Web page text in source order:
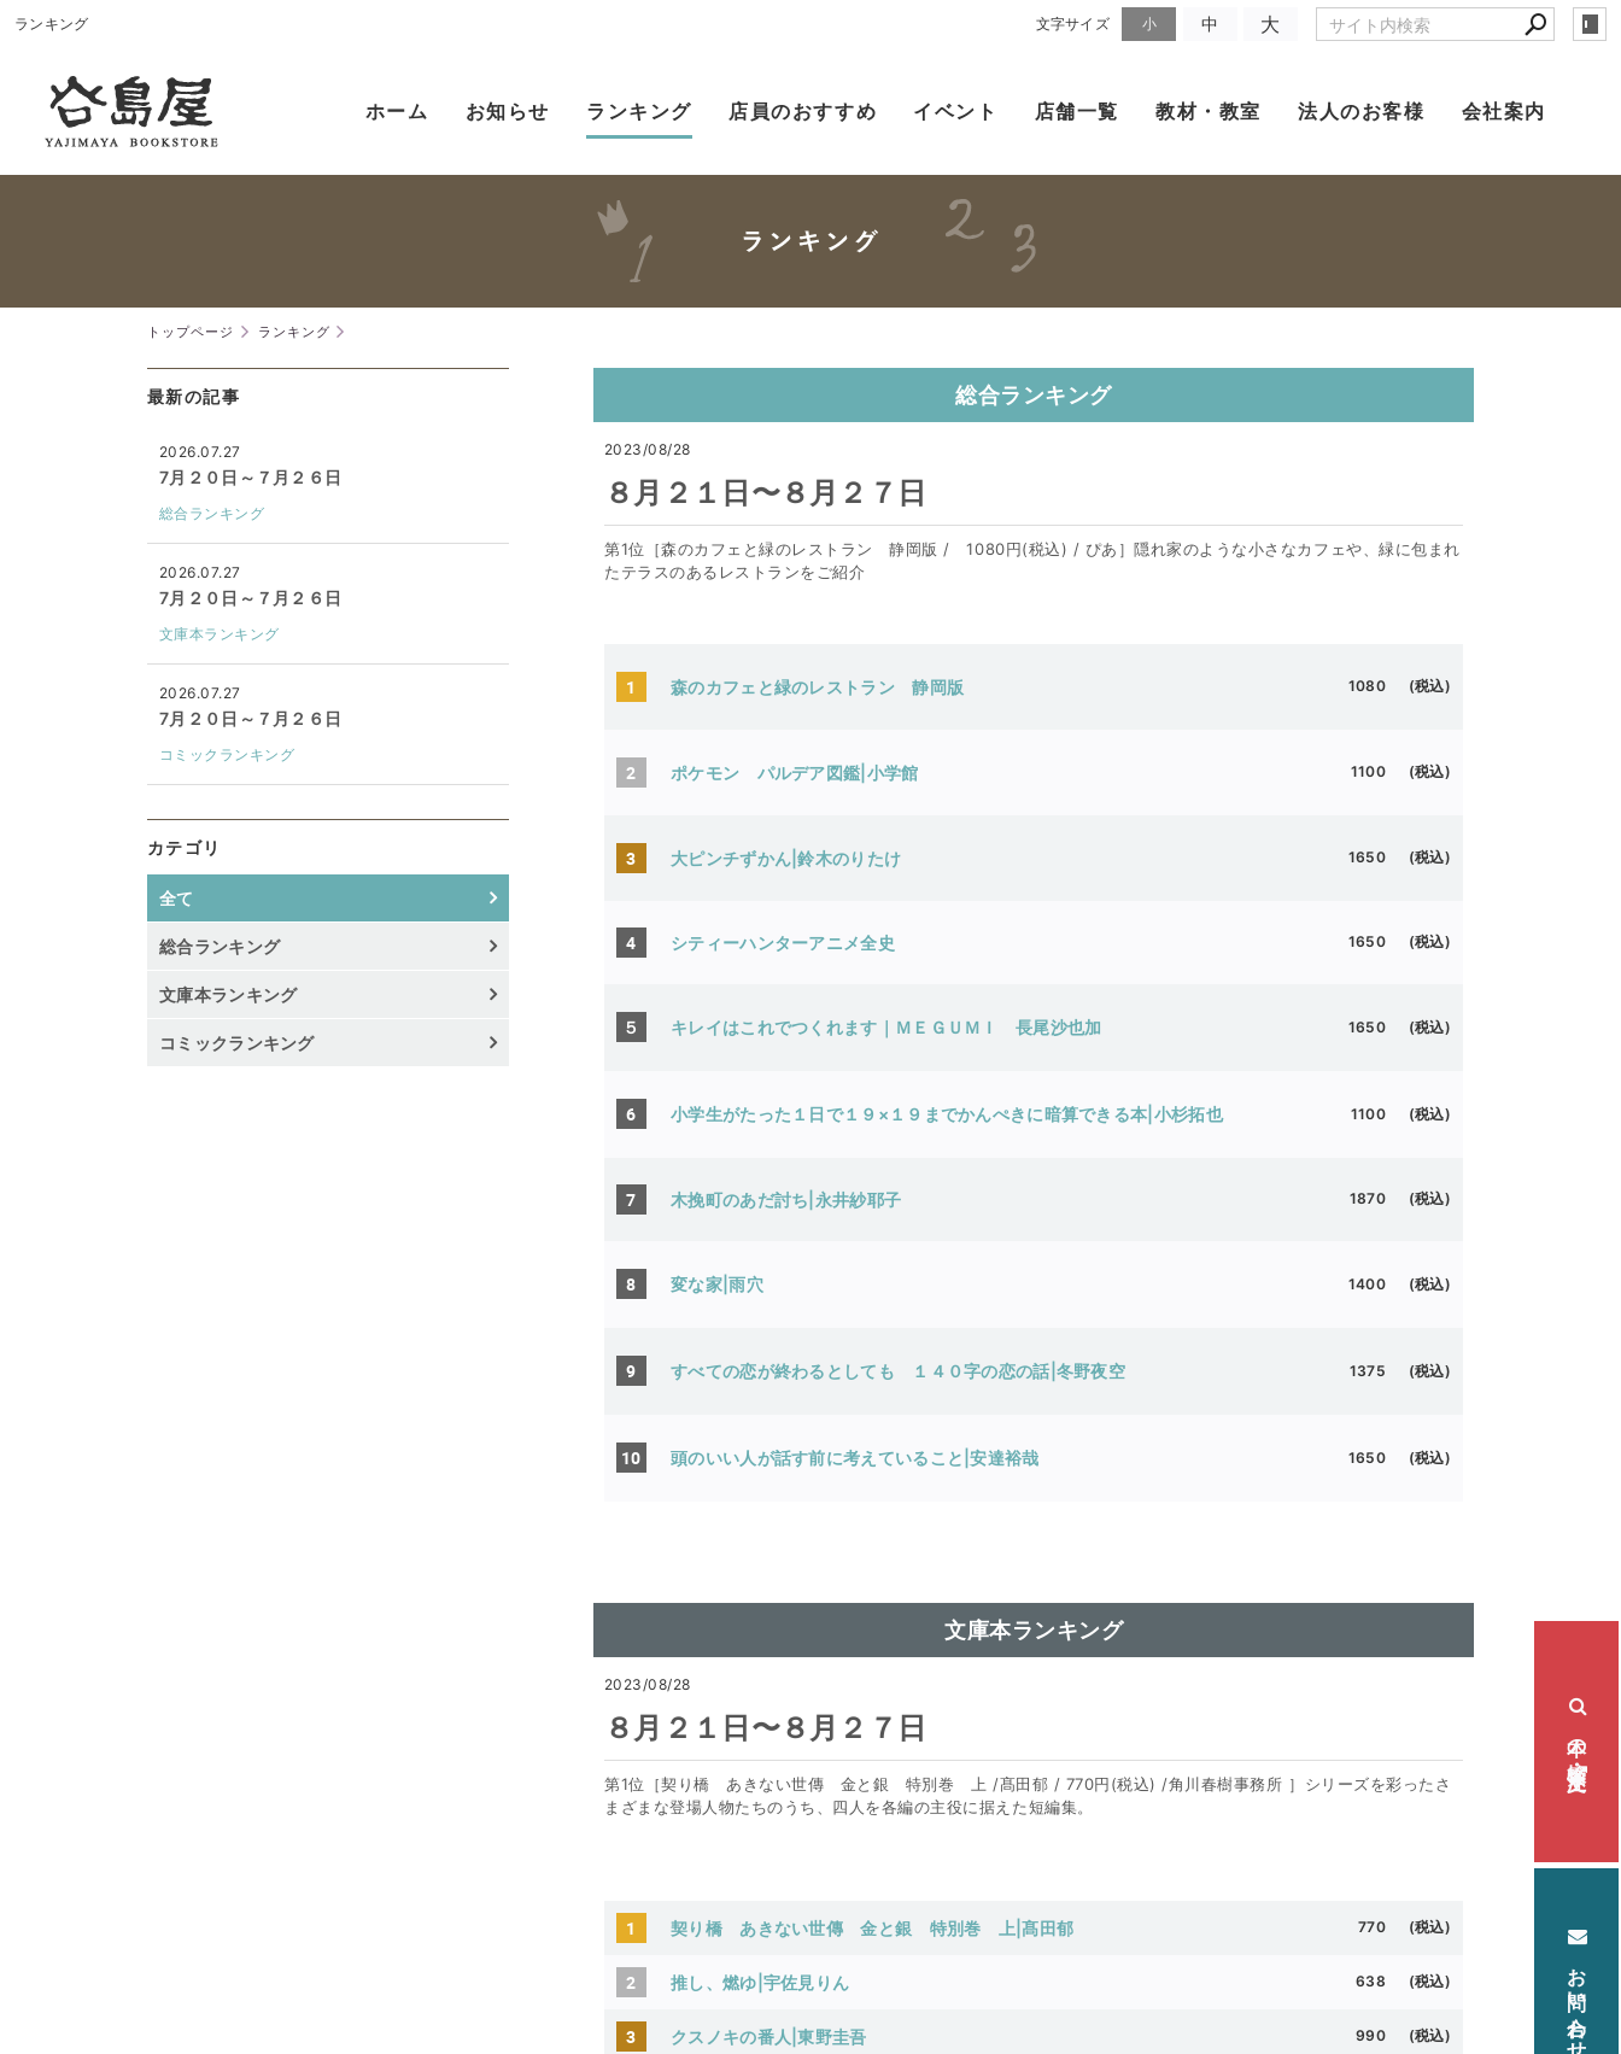
ランキング 文字サイズ 小 中 大
本の検索・注文
お問い合わせ
ホーム お知らせ ランキング 店員のおすすめ イベント 店舗一覧 教材・教室 法人のお客様 会社案内
トップページ ランキング
総合ランキング
2023/08/28
８月２１日〜８月２７日
第1位［森のカフェと緑のレストラン 静岡版 / 1080円(税込) / ぴあ］隠れ家のような小さなカフェや、緑に包まれ
たテラスのあるレストランをご紹介
1 森のカフェと緑のレストラン 静岡版 1080 (税込)
2 ポケモン パルデア図鑑|小学館 1100 (税込)
3 大ピンチずかん|鈴木のりたけ 1650 (税込)
4 シティーハンターアニメ全史 1650 (税込)
５ キレイはこれでつくれます｜ＭＥＧＵＭＩ 長尾沙也加 1650 (税込)
6 小学生がたった１日で１９×１９までかんぺきに暗算できる本|小杉拓也 1100 (税込)
7 木挽町のあだ討ち|永井紗耶子 1870 (税込)
8 変な家|雨穴 1400 (税込)
9 すべての恋が終わるとしても １４０字の恋の話|冬野夜空 1375 (税込)
10 頭のいい人が話す前に考えていること|安達裕哉 1650 (税込)
文庫本ランキング
2023/08/28
８月２１日〜８月２７日
第1位［契り橋 あきない世傳 金と銀 特別巻 上 /髙田郁 / 770円(税込) /角川春樹事務所 ］シリーズを彩ったさ
まざまな登場人物たちのうち、四人を各編の主役に据えた短編集。
1 契り橋 あきない世傳 金と銀 特別巻 上|髙田郁 770 (税込)
2 推し、燃ゆ|宇佐見りん 638 (税込)
3 クスノキの番人|東野圭吾 990 (税込)
最新の記事
2026.07.27
7月２０日～７月２６日
総合ランキング
2026.07.27
7月２０日～７月２６日
文庫本ランキング
2026.07.27
7月２０日～７月２６日
コミックランキング
カテゴリ
全て
総合ランキング
文庫本ランキング
コミックランキング